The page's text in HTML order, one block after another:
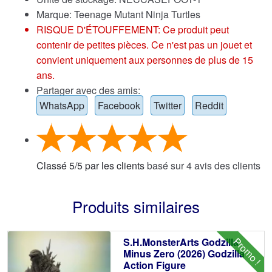
Marque: Teenage Mutant Ninja Turtles
RISQUE D'ÉTOUFFEMENT: Ce produit peut
contenir de petites pièces. Ce n'est pas un jouet et
convient uniquement aux personnes de plus de 15
ans.
Partager avec des amis:
WhatsApp
Facebook Twitter Reddit
Classé5/5par les clientsbasé sur4avis des clients
Produits similaires
Promo !
S.H.MonsterArts Godzilla
Minus Zero (2026) Godzilla
Action Figure